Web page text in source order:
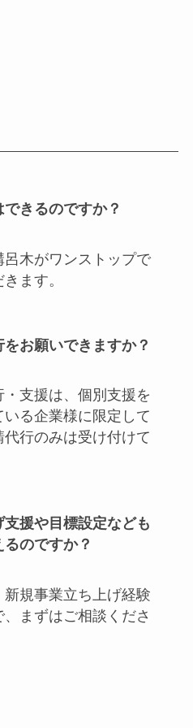
きるのですか？
木がワンストップで
ます。
お願いできますか？
支援は、個別支援を
る企業様に限定して
行のみは受け付けて
援や目標設定なども
のですか？
新規事業立ち上げ経験
まずはご相談くださ